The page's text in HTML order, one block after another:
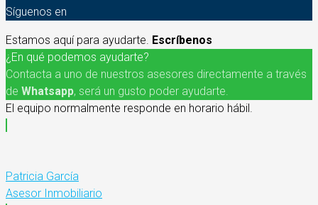
Síguenos en
Estamos aquí para ayudarte. Escríbenos
¿En qué podemos ayudarte?
Contacta a uno de nuestros asesores directamente a través
de Whatsapp, será un gusto poder ayudarte.
El equipo normalmente responde en horario hábil.
Patricia García
Asesor Inmobiliario